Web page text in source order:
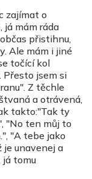
zajímat o
já mám ráda
přistihnu,
Ale mám i jiné
točící kol
Přesto jsem si
Z těchle
a otrávená,
takto:"Tak ty
"No ten můj to
"A tebe jako
je unavenej a
já tomu